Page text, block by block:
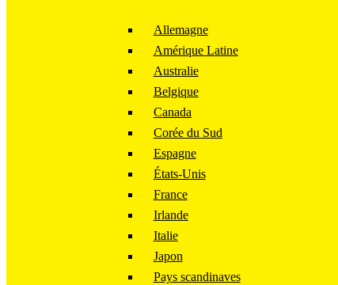
Allemagne
Amérique Latine
Australie
Belgique
Canada
Corée du Sud
Espagne
États-Unis
France
Irlande
Italie
Japon
Pays scandinaves